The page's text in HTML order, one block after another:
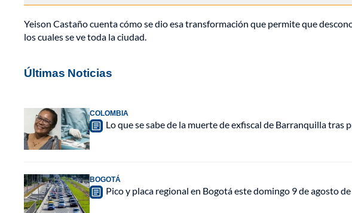
Yeison Castaño cuenta cómo se dio esa transformación que permite que
los cuales se ve toda la ciudad.
Últimas Noticias
COLOMBIA
Lo que se sabe de la muerte de exfiscal de Barranquilla tras
BOGOTÁ
Pico y placa regional en Bogotá este domingo 9 de agosto